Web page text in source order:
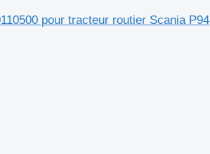
pour tracteur routier Scania P94